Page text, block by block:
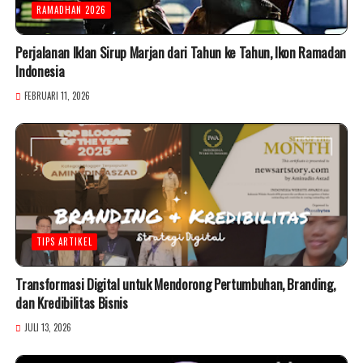
RAMADHAN 2026
Perjalanan Iklan Sirup Marjan dari Tahun ke Tahun, Ikon Ramadan
Indonesia
FEBRUARI 11, 2026
TIPS ARTIKEL
Transformasi Digital untuk Mendorong Pertumbuhan, Branding,
dan Kredibilitas Bisnis
JULI 13, 2026